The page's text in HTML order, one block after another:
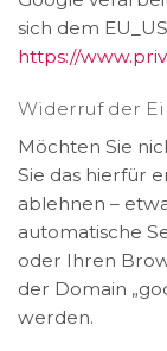
sich dem
https://
Widerruf der
Möchten Sie
Sie das hierfür
ablehnen –
automatische
oder Ihren
der Domain
werden.